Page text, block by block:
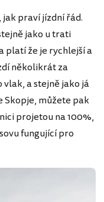
praví jízdní řád.
jako u trati
platí že je rychlejší a
několikrát za
vlak, a stejně jako já
Skopje, můžete pak
projetou na 100%,
fungující pro